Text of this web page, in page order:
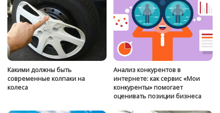
Какими должны быть
современные колпаки на
колеса
Анализ конкурентов в
интернете: как сервис «Мои
конкуренты» помогает
оценивать позиции бизнеса